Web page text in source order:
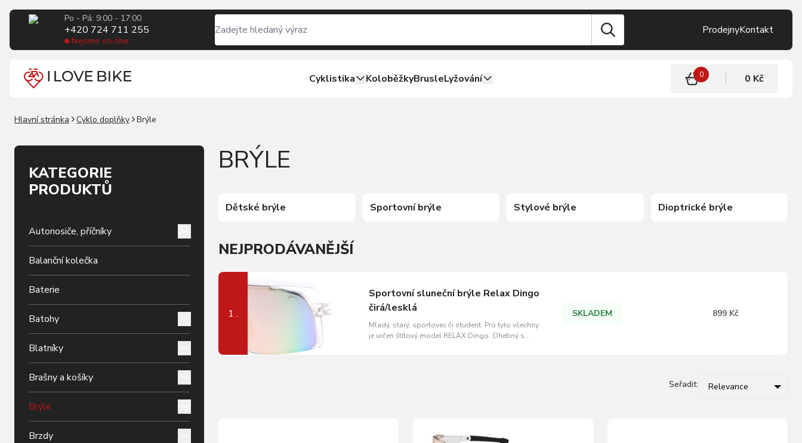
Po - Pá: 9:00 - 17:00
+420 724 711 255
Nejsme on-line
ProdejnyKontakt
Cyklistika KoloběžkyBrusleLyžování 0 0 Kč
Hlavní stránka Cyklo doplňky Brýle
KATEGORIE
PRODUKTŮ
Autonosiče, příčníky
Balanční kolečka
Baterie
Batohy
Blatníky
Brašny a košíky
Brýle
Brzdy
BRÝLE
Dětské brýle Sportovní brýle Stylové brýle Dioptrické brýle
NEJPRODÁVANĚJŠÍ
1 .
Sportovní sluneční brýle Relax Dingo
čirá/lesklá
Mladý, starý, sportovec či student. Pro tyto všechny
je určen štítový model RELAX Dingo. Ohebný s
SKLADEM 899 Kč
Seřadit: Relevance